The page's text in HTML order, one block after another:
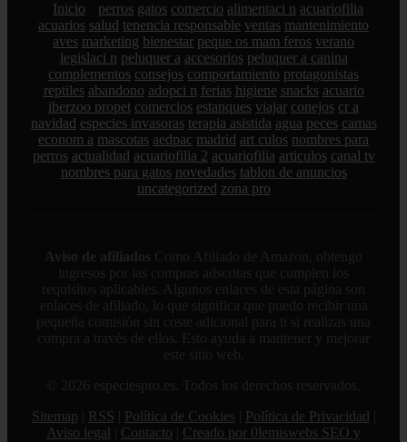
Inicio perros gatos comercio alimentaci n acuariofilia
acuarios salud tenencia responsable ventas mantenimiento
aves marketing bienestar peque os mam feros verano
legislaci n peluquer a accesorios peluquer a canina
complementos consejos comportamiento protagonistas
reptiles abandono adopci n ferias higiene snacks acuario
iberzoo propet comercios estanques viajar conejos cr a
navidad especies invasoras terapia asistida agua peces camas
econom a mascotas aedpac madrid art culos nombres para
perros actualidad acuariofilia 2 acuariofilia articulos canal tv
nombres para gatos novedades tablon de anuncios
uncategorized zona pro
Aviso de afiliados Como Afiliado de Amazon, obtengo
ingresos por las compras adscritas que cumplen los
requisitos aplicables. Algunos enlaces de esta página son
enlaces de afiliado, lo que significa que puedo recibir una
pequeña comisión sin coste adicional para ti si realizas una
compra a través de ellos. Esto ayuda a mantener y mejorar
este sitio web.
© 2026 especiespro.es. Todos los derechos reservados.
Sitemap
RSS Política de Cookies Política de Privacidad
Aviso legal
Contacto
Creado por 0lemiswebs SEO y